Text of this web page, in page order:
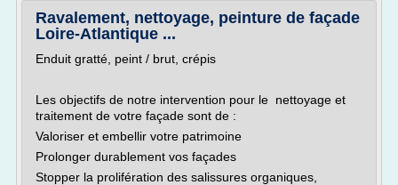
Ravalement, nettoyage, peinture de façade
Loire-Atlantique ...
Enduit gratté, peint / brut, crépis
Les objectifs de notre intervention pour le nettoyage et
traitement de votre façade sont de :
Valoriser et embellir votre patrimoine
Prolonger durablement vos façades
Stopper la prolifération des salissures organiques,